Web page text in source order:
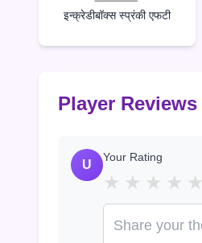
इन्क्रेडीबॉक्स स्प्रंकी एफटी
Player Reviews
U
Your Rating
★ ★ ★ ★ ★